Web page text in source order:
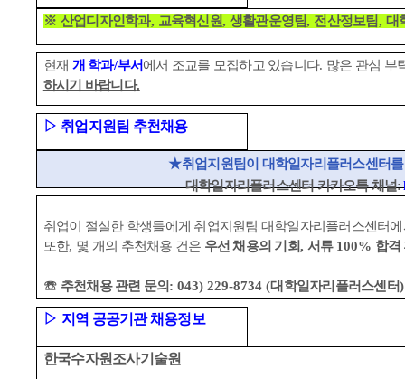
※ 산업디자인학과, 교육혁신원, 생활관운영팀, 전산정보팀, 대
현재 개 학과/부서에서 조교를 모집하고 있습니다. 많은 관심 부
하시기 바랍니다.
▷ 취업지원팀 추천채용
★취업지원팀이 대학일자리플러스센터
대학일자리플러스센터 카카오톡 채널:
취업이 절실한 학생들에게 취업지원팀 대학일자리플러스센터
또한, 몇 개의 추천채용 건은 우선 채용의 기회, 서류 100% 합격
☏ 추천채용 관련 문의: 043) 229-8734 (대학일자리플러스센터)
▷ 지역 공공기관 채용정보
한국수자원조사기술원